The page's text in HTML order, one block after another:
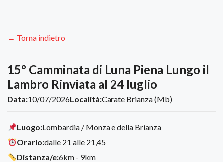
← Torna indietro
15° Camminata di Luna Piena Lungo il
Lambro Rinviata al 24 luglio
Data:10/07/2026Località:Carate Brianza (Mb)
Luogo:Lombardia / Monza e della Brianza
Orario:dalle 21 alle 21,45
Distanza/e:6km - 9km